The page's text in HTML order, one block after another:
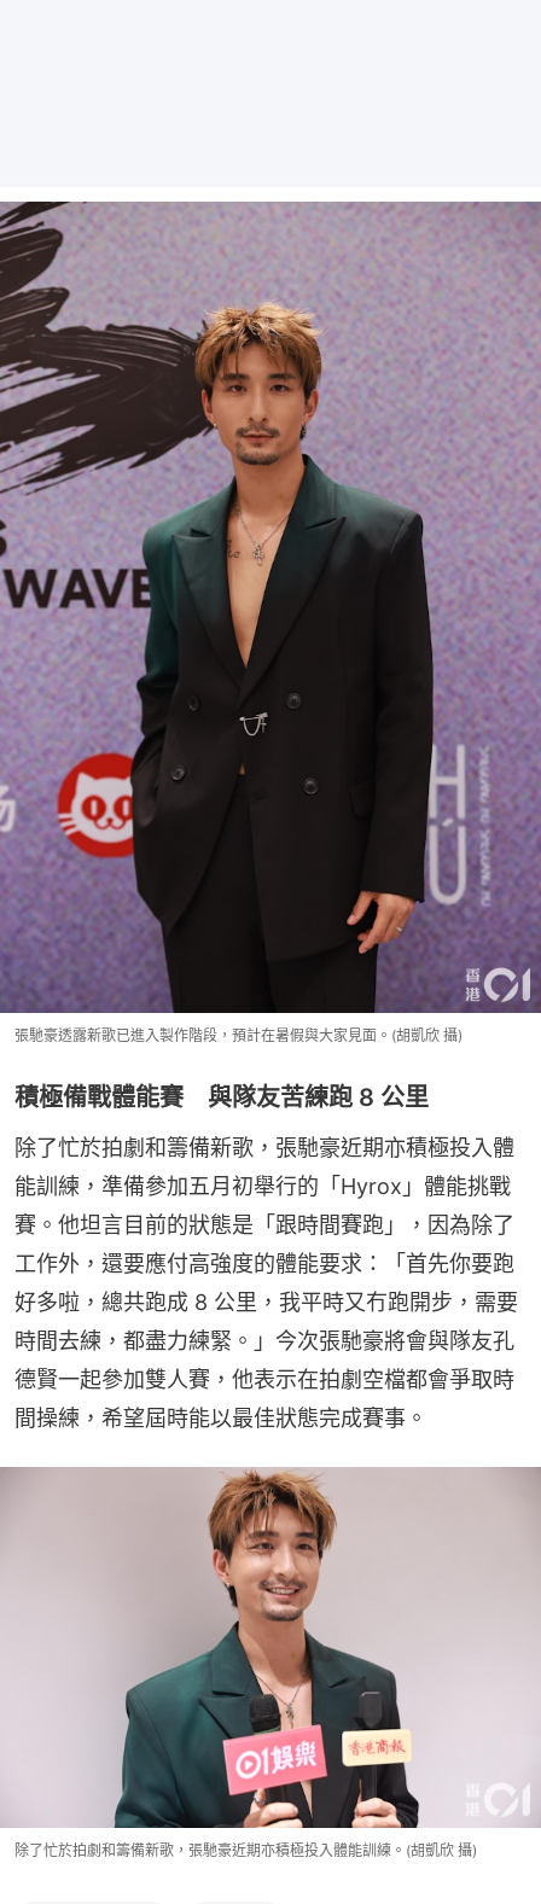
張馳豪透露新歌已進入製作階段，預計在暑假與大家見面。(胡凱欣 攝)
積極備戰體能賽 與隊友苦練跑 8 公里
除了忙於拍劇和籌備新歌，張馳豪近期亦積極投入體
能訓練，準備參加五月初舉行的「Hyrox」體能挑戰
賽。他坦言目前的狀態是「跟時間賽跑」，因為除了
工作外，還要應付高強度的體能要求：「首先你要跑
好多啦，總共跑成 8 公里，我平時又冇跑開步，需要
時間去練，都盡力練緊。」今次張馳豪將會與隊友孔
德賢一起參加雙人賽，他表示在拍劇空檔都會爭取時
間操練，希望屆時能以最佳狀態完成賽事。
除了忙於拍劇和籌備新歌，張馳豪近期亦積極投入體能訓練。(胡凱欣 攝)